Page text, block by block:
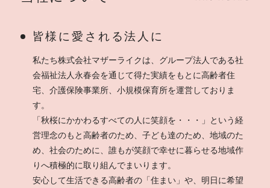
皆様に愛される法人に
私たち株式会社マザーライクは、グループ法人である社
会福祉法人永春会を通じて得た実績をもとに高齢者住
宅、介護保険事業所、小規模保育所を運営しておりま
す。
「秋桜にかかわるすべての人に笑顔を・・・」という経
営理念のもと高齢者のため、子ども達のため、地域のた
め、社会のために、誰もが笑顔で幸せに暮らせる地域作
りへ積極的に取り組んでまいります。
安心して生活できる高齢者の「住まい」や、明日に希望